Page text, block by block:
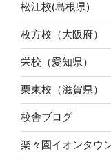
松江校(島根県)
枚方校（大阪府）
栄校（愛知県）
栗東校（滋賀県）
校舎ブログ
楽々園イオンタウ